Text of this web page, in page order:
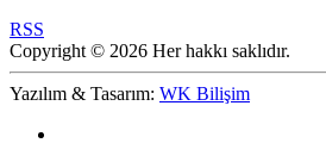
RSS
Copyright © 2026 Her hakkı saklıdır.
Yazılım & Tasarım: WK Bilişim